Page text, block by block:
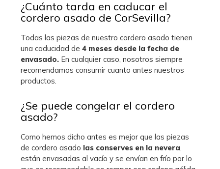
¿Cuánto tarda en caducar el
cordero asado de CorSevilla?
Todas las piezas de nuestro cordero asado tienen
una caducidad de4 meses desde la fecha de
envasado. En cualquier caso, nosotros siempre
recomendamos consumir cuanto antes nuestros
productos.
¿Se puede congelar el cordero
asado?
Como hemos dicho antes es mejor que las piezas
de cordero asado las conserves en la nevera
están envasadas al vacío y se envían en frío por lo